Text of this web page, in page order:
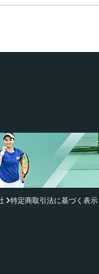
特定商取引法に基づく表示